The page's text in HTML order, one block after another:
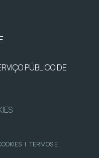
PÚBLICO DE
| TERMOS E